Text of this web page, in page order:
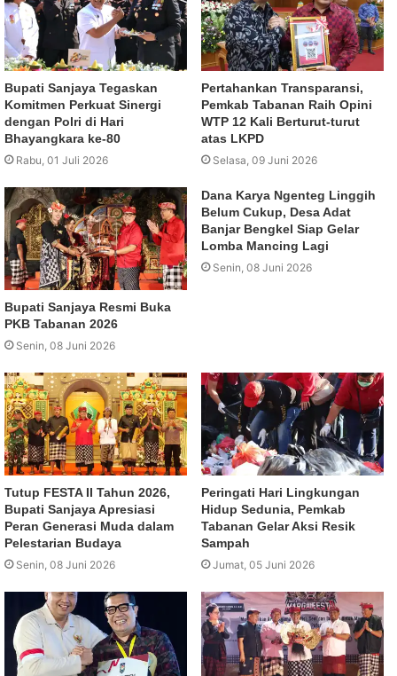
Bupati Sanjaya Tegaskan
Komitmen Perkuat Sinergi
dengan Polri di Hari
Bhayangkara ke-80
Rabu, 01 Juli 2026
Pertahankan Transparansi,
Pemkab Tabanan Raih Opini
WTP 12 Kali Berturut-turut
atas LKPD
Selasa, 09 Juni 2026
Bupati Sanjaya Resmi Buka
PKB Tabanan 2026
Senin, 08 Juni 2026
Dana Karya Ngenteg Linggih
Belum Cukup, Desa Adat
Banjar Bengkel Siap Gelar
Lomba Mancing Lagi
Senin, 08 Juni 2026
Tutup FESTA II Tahun 2026,
Bupati Sanjaya Apresiasi
Peran Generasi Muda dalam
Pelestarian Budaya
Senin, 08 Juni 2026
Peringati Hari Lingkungan
Hidup Sedunia, Pemkab
Tabanan Gelar Aksi Resik
Sampah
Jumat, 05 Juni 2026